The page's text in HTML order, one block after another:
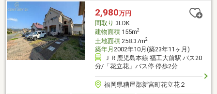
2,980万円
間取り 3LDK
建物面積155m2
土地面積258.37m2
築年月 2002年10月(築23年11ヶ月)
ＪＲ鹿児島本線 福工大前駅 バス20
分/「花立花」バス停 停歩2分
福岡県糟屋郡新宮町花立花２